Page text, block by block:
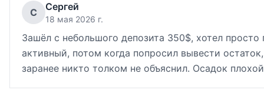
С Сергей
18 мая 2026 г.
Зашёл с небольшого депозита 350$, хотел
активный, потом когда попросил вывести
заранее никто толком не объяснил. Осадок